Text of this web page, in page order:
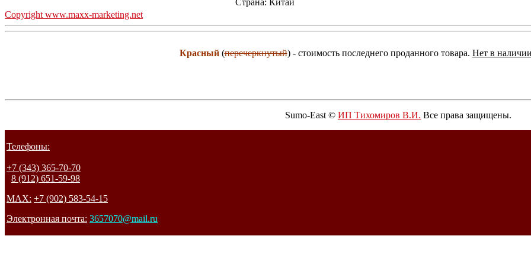
Copyright www.maxx-marketing.net
Красный(перечеркнутый) - стоимость последнего проданного товара. Нет в
Sumo-East © ИП Тихомиров В.И. Все права защищены.
Телефоны:
+7 (343) 365-70-70
8 (912) 651-59-98
MAX: +7 (902) 583-54-15
Электронная почта: 3657070@mail.ru